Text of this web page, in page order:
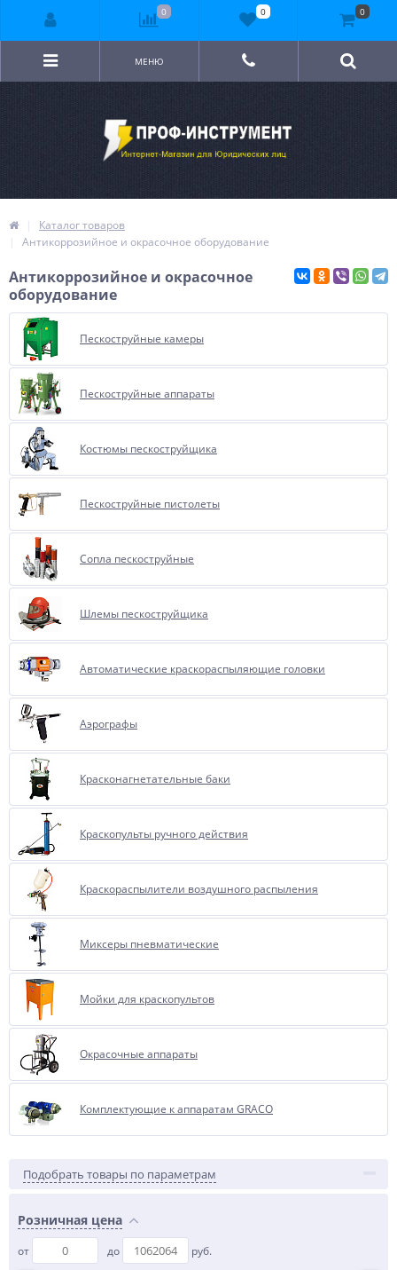
МЕНЮ
Каталог товаров
Антикоррозийное и окрасочное оборудование
Антикоррозийное и окрасочное
оборудование
Пескоструйные камеры
Пескоструйные аппараты
Костюмы пескоструйщика
Пескоструйные пистолеты
Сопла пескоструйные
Шлемы пескоструйщика
Автоматические краскораспыляющие головки
Аэрографы
Красконагнетательные баки
Краскопульты ручного действия
Краскораспылители воздушного распыления
Миксеры пневматические
Мойки для краскопультов
Окрасочные аппараты
Комплектующие к аппаратам GRACO
Подобрать товары по параметрам
Розничная цена
от до руб.
0 0 0